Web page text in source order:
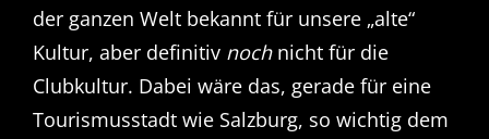
der ganzen Welt bekannt für unsere „alte“
Kultur, aber definitiv nochnicht für die
Clubkultur. Dabei wäre das, gerade für eine
Tourismusstadt wie Salzburg, so wichtig dem